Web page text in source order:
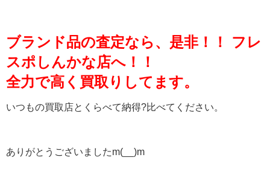
ブランド品の査定なら、是非！！ フレ
スポしんかな店へ！！
全力で高く買取りしてます。
いつもの買取店とくらべて納得?比べてください。
ありがとうございましたm(__)m